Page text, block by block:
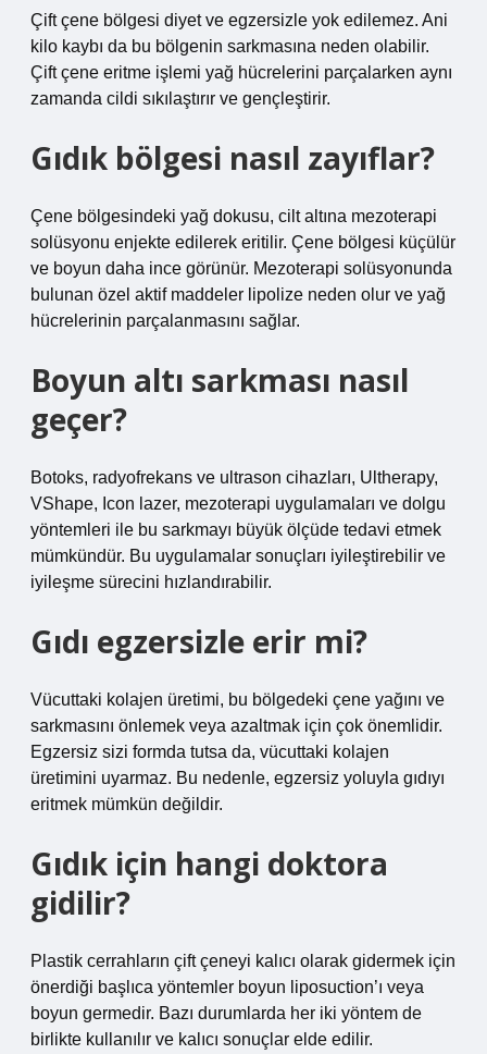
Çift çene bölgesi diyet ve egzersizle yok edilemez. Ani
kilo kaybı da bu bölgenin sarkmasına neden olabilir.
Çift çene eritme işlemi yağ hücrelerini parçalarken aynı
zamanda cildi sıkılaştırır ve gençleştirir.
Gıdık bölgesi nasıl zayıflar?
Çene bölgesindeki yağ dokusu, cilt altına mezoterapi
solüsyonu enjekte edilerek eritilir. Çene bölgesi küçülür
ve boyun daha ince görünür. Mezoterapi solüsyonunda
bulunan özel aktif maddeler lipolize neden olur ve yağ
hücrelerinin parçalanmasını sağlar.
Boyun altı sarkması nasıl
geçer?
Botoks, radyofrekans ve ultrason cihazları, Ultherapy,
VShape, Icon lazer, mezoterapi uygulamaları ve dolgu
yöntemleri ile bu sarkmayı büyük ölçüde tedavi etmek
mümkündür. Bu uygulamalar sonuçları iyileştirebilir ve
iyileşme sürecini hızlandırabilir.
Gıdı egzersizle erir mi?
Vücuttaki kolajen üretimi, bu bölgedeki çene yağını ve
sarkmasını önlemek veya azaltmak için çok önemlidir.
Egzersiz sizi formda tutsa da, vücuttaki kolajen
üretimini uyarmaz. Bu nedenle, egzersiz yoluyla gıdıyı
eritmek mümkün değildir.
Gıdık için hangi doktora
gidilir?
Plastik cerrahların çift çeneyi kalıcı olarak gidermek için
önerdiği başlıca yöntemler boyun liposuction’ı veya
boyun germedir. Bazı durumlarda her iki yöntem de
birlikte kullanılır ve kalıcı sonuçlar elde edilir.